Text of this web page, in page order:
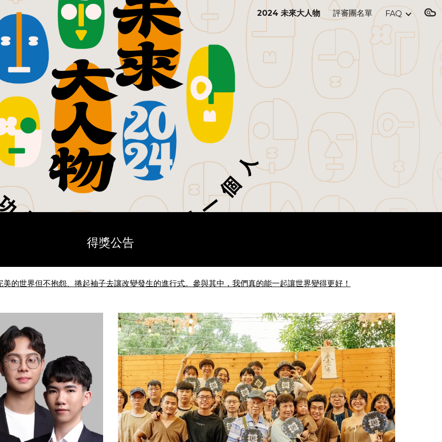
to main content Skip to navigation
2024 未來大人物 評審團名單 FAQ
得獎公告
的世界但不抱怨、捲起袖子去讓改變發生的進行式。參與其中，我們真的能一起讓世界變得更好！